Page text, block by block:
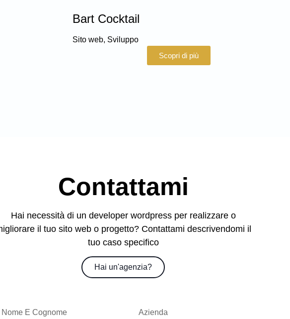
Bart Cocktail
Sito web, Sviluppo
Scopri di più
Contattami
Hai necessità di un developer wordpress per realizzare o
il tuo sito web o progetto? Contattami descrivendomi il
tuo caso specifico
Hai un'agenzia?